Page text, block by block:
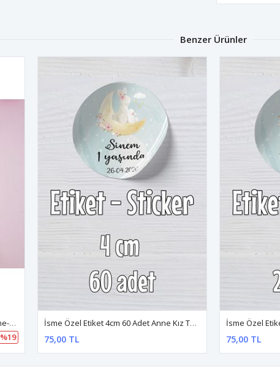
Benzer Ürünler
İsme Özel Baskılı Peçete - Tavşan Anne-Kız Konsept
%19
İsme Özel Etiket 4cm 60 Adet Anne Kız Tavşan Konsept
75,00 TL 75,00 TL